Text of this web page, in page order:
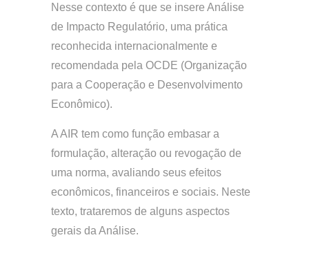
Nesse contexto é que se insere Análise
de Impacto Regulatório, uma prática
reconhecida internacionalmente e
recomendada pela OCDE (Organização
para a Cooperação e Desenvolvimento
Econômico).
A AIR tem como função embasar a
formulação, alteração ou revogação de
uma norma, avaliando seus efeitos
econômicos, financeiros e sociais. Neste
texto, trataremos de alguns aspectos
gerais da Análise.